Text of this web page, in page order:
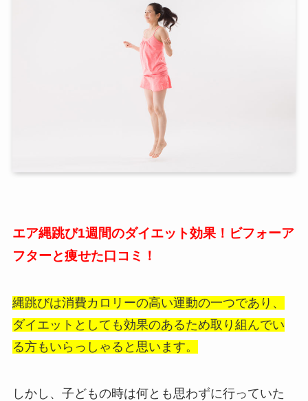
エア縄跳び1週間のダイエット効果！ビフォーア
フターと痩せた口コミ！
縄跳びは消費カロリーの高い運動の一つであり、
ダイエットとしても効果のあるため取り組んでい
る方もいらっしゃると思います。
しかし、子どもの時は何とも思わずに行っていた